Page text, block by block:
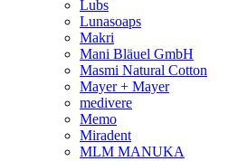
Lubs
Lunasoaps
Makri
Mani Bläuel GmbH
Masmi Natural Cotton
Mayer + Mayer
medivere
Memo
Miradent
MLM MANUKA